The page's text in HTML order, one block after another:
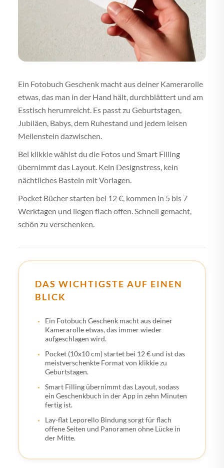
Ein Fotobuch Geschenk macht aus deiner Kamerarolle
etwas, das man in der Hand hält, durchblättert und am
Esstisch herumreicht. Es passt zu Geburtstagen,
Jubiläen, Babys, dem Ruhestand und jedem leisen
Meilenstein dazwischen.
Bei klikkie wählst du die Fotos und Smart Filling
übernimmt das Layout. Kein Designstress, kein
nächtliches Basteln mit Vorlagen.
Pocket Bücher starten bei 12 €, kommen in 5 bis 7
Werktagen und liegen flach offen. Schnell gemacht,
schön zu verschenken.
DAS WICHTIGSTE AUF EINEN
BLICK
Ein Fotobuch Geschenk macht aus deiner
Kamerarolle etwas, das immer wieder
aufgeschlagen wird.
Pocket (10x10 cm) startet bei 12 € und ist das
meistverschenkte Format von klikkie zu
Geburtstagen.
Smart Filling übernimmt das Layout, sodass
ein Geschenkbuch in der App in zehn Minuten
fertig ist.
Lay-flat Leporello Bindung sorgt für flach
offene Seiten und Panoramen ohne Lücke in
der Mitte.